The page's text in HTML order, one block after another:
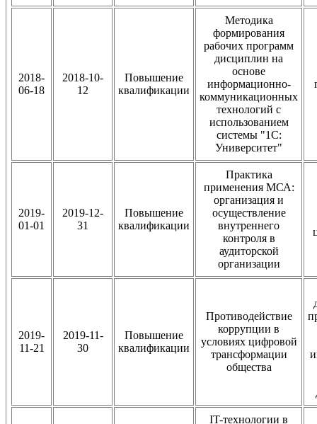
2018-
06-18
2018-10-
12
Повышение
квалификации
Методика
формирования
рабочих программ
дисциплин на
основе
информационно-
коммуникационных
технологий с
использованием
системы "1С:
Университет"
2019-
01-01
2019-12-
31
Повышение
квалификации
Практика
применения МСА:
организация и
осуществление
внутреннего
контроля в
аудиторской
организации
2019-
11-21
2019-11-
30
Повышение
квалификации
Противодействие
коррупции в
условиях цифровой
трансформации
общества
IT-технологии в